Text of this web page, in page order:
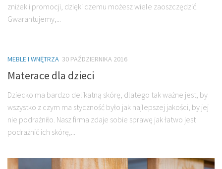
zniżek i promocji, dzięki czemu możesz wiele zaoszczędzić.
Gwarantujemy,...
MEBLE I WNĘTRZA 30 PAŹDZIERNIKA 2016
Materace dla dzieci
Dziecko ma bardzo delikatną skórę, dlatego tak ważne jest, by
wszystko z czym ma styczność było jak najlepszej jakości, by jej
nie podrażniło. Nasz firma zdaje sobie sprawę jak łatwo jest
podrażnić ich skórę,...